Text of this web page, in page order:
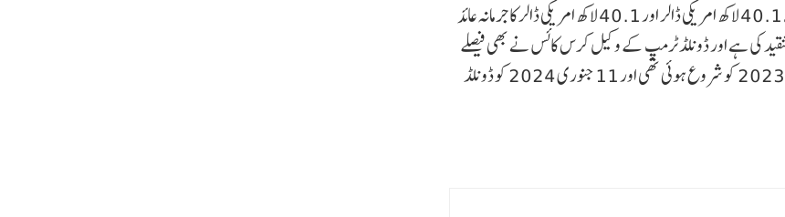
بیٹوں ٹرمپ جونیئر اور ایرک ٹرمپ پر بالترتیب 10 لاکھ امریکی ڈالر، 40.1 لاکھ امریکی ڈالر اور 40.1 لاکھ امریکی ڈالر کا جرمانہ عائد
کی ہے اور ڈونلڈ ٹرمپ کے وکیل کرس کائس نے بھی فیصلے
کے خلاف اپیل کرنے کا عندیہ دیا۔ اس مقدمے کی سماعت 2 اکتوبر 2023 کو شروع ہوئی تھی اور 11 جنوری 2024 کو ڈونلڈ